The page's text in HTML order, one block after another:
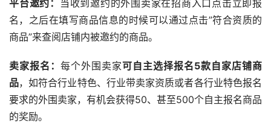
平台邀约：
当收到邀约的外围卖家在招商入口点击立即报
名，之后在填写商品信息的时候可以通过点击”符合资质的
商品”来查阅店铺内被邀约的商品。
卖家报名： 每个外围卖家可自主选择报名5款自家店铺商
品，如符合行业特色、行业带卖家资质或者各行业特色报名
要求的外围卖家，有机会获得50、甚至500个自主报名商品
的奖励。